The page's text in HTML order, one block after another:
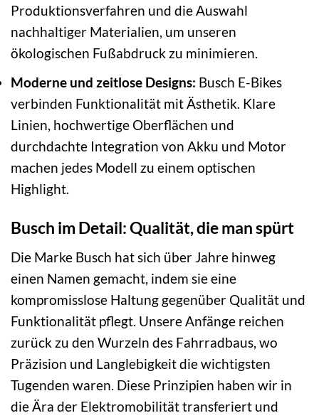
Produktionsverfahren und die Auswahl
nachhaltiger Materialien, um unseren
ökologischen Fußabdruck zu minimieren.
Moderne und zeitlose Designs: Busch E-Bikes
verbinden Funktionalität mit Ästhetik. Klare
Linien, hochwertige Oberflächen und
durchdachte Integration von Akku und Motor
machen jedes Modell zu einem optischen
Highlight.
Busch im Detail: Qualität, die man spürt
Die Marke Busch hat sich über Jahre hinweg
einen Namen gemacht, indem sie eine
kompromisslose Haltung gegenüber Qualität und
Funktionalität pflegt. Unsere Anfänge reichen
zurück zu den Wurzeln des Fahrradbaus, wo
Präzision und Langlebigkeit die wichtigsten
Tugenden waren. Diese Prinzipien haben wir in
die Ära der Elektromobilität transferiert und